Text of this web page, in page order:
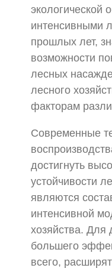
экологической
интенсивными
прошлых лет,
возможности
лесных
лесного
факторам
Современные
достигнуть
устойчивости
являются
интенсивной
хозяйства.
большего
всего,